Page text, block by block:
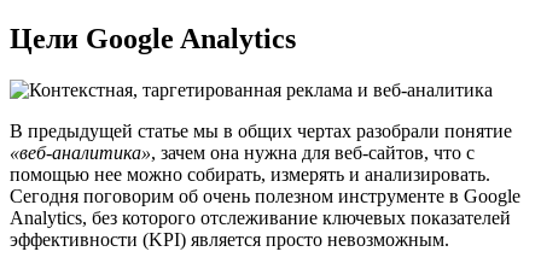
Цели Google Analytics
В предыдущей статье мы в общих чертах разобрали понятие
«веб-аналитика», зачем она нужна для веб-сайтов, что с
помощью нее можно собирать, измерять и анализировать.
Сегодня поговорим об очень полезном инструменте в Google
Analytics, без которого отслеживание ключевых показателей
эффективности (KPI) является просто невозможным.